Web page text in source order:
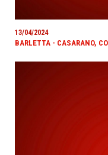
13/04/2024
BARLETTA - CASARANO,